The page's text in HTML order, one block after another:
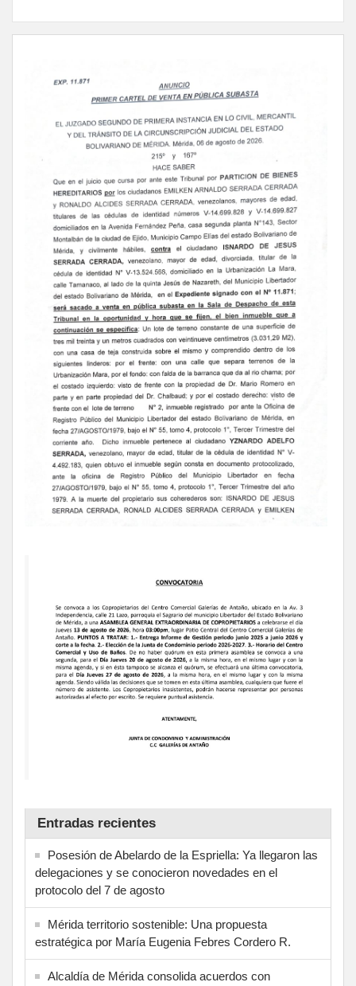
Entradas recientes
Posesión de Abelardo de la Espriella: Ya llegaron las
delegaciones y se conocieron novedades en el
protocolo del 7 de agosto
Mérida territorio sostenible: Una propuesta
estratégica por María Eugenia Febres Cordero R.
Alcaldía de Mérida consolida acuerdos con